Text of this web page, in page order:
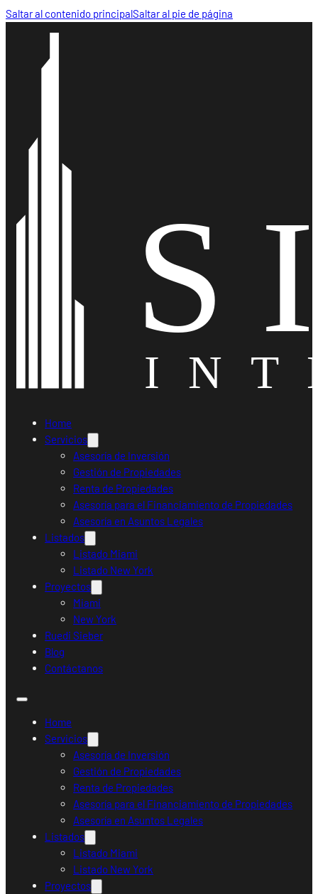
Saltar al contenido principalSaltar al pie de página
Home
Servicios
Asesoría de Inversión
Gestión de Propiedades
Renta de Propiedades
Asesoría para el Financiamiento de Propiedades
Asesoría en Asuntos Legales
Listados
Listado Miami
Listado New York
Proyectos
Miami
New York
Ruedi Sieber
Blog
Contáctanos
Home
Servicios
Asesoría de Inversión
Gestión de Propiedades
Renta de Propiedades
Asesoría para el Financiamiento de Propiedades
Asesoría en Asuntos Legales
Listados
Listado Miami
Listado New York
Proyectos